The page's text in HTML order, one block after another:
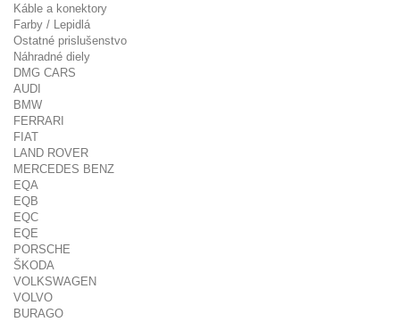
Káble a konektory
Farby / Lepidlá
Ostatné prislušenstvo
Náhradné diely
DMG CARS
AUDI
BMW
FERRARI
FIAT
LAND ROVER
MERCEDES BENZ
EQA
EQB
EQC
EQE
PORSCHE
ŠKODA
VOLKSWAGEN
VOLVO
BURAGO